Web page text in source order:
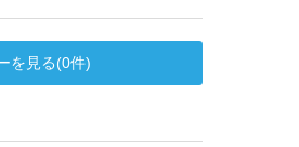
を見る(0件)